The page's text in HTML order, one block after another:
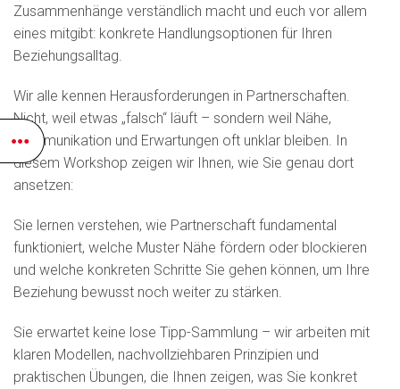
Zusammenhänge verständlich macht und euch vor allem
eines mitgibt: konkrete Handlungsoptionen für Ihren
Beziehungsalltag.
Wir alle kennen Herausforderungen in Partnerschaften.
Nicht, weil etwas „falsch“ läuft – sondern weil Nähe,
Kommunikation und Erwartungen oft unklar bleiben. In
diesem Workshop zeigen wir Ihnen, wie Sie genau dort
ansetzen:
Sie lernen verstehen, wie Partnerschaft fundamental
funktioniert, welche Muster Nähe fördern oder blockieren
und welche konkreten Schritte Sie gehen können, um Ihre
Beziehung bewusst noch weiter zu stärken.
Sie erwartet keine lose Tipp-Sammlung – wir arbeiten mit
klaren Modellen, nachvollziehbaren Prinzipien und
praktischen Übungen, die Ihnen zeigen, was Sie konkret